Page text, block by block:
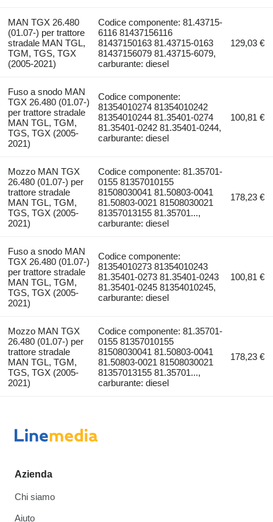
MAN TGX 26.480
(01.07-) per trattore
stradale MAN TGL,
TGM, TGS, TGX
(2005-2021)
Codice componente: 81.43715-
6116 81437156116
81437150163 81.43715-0163
81437156079 81.43715-6079,
carburante: diesel
129,03 €
Fuso a snodo MAN
TGX 26.480 (01.07-)
per trattore stradale
MAN TGL, TGM,
TGS, TGX (2005-
2021)
Codice componente:
81354010274 81354010242
81354010244 81.35401-0274
81.35401-0242 81.35401-0244,
carburante: diesel
100,81 €
Mozzo MAN TGX
26.480 (01.07-) per
trattore stradale
MAN TGL, TGM,
TGS, TGX (2005-
2021)
Codice componente: 81.35701-
0155 81357010155
81508030041 81.50803-0041
81.50803-0021 81508030021
81357013155 81.35701...,
carburante: diesel
178,23 €
Fuso a snodo MAN
TGX 26.480 (01.07-)
per trattore stradale
MAN TGL, TGM,
TGS, TGX (2005-
2021)
Codice componente:
81354010273 81354010243
81.35401-0273 81.35401-0243
81.35401-0245 81354010245,
carburante: diesel
100,81 €
Mozzo MAN TGX
26.480 (01.07-) per
trattore stradale
MAN TGL, TGM,
TGS, TGX (2005-
2021)
Codice componente: 81.35701-
0155 81357010155
81508030041 81.50803-0041
81.50803-0021 81508030021
81357013155 81.35701...,
carburante: diesel
178,23 €
Azienda
Chi siamo
Aiuto